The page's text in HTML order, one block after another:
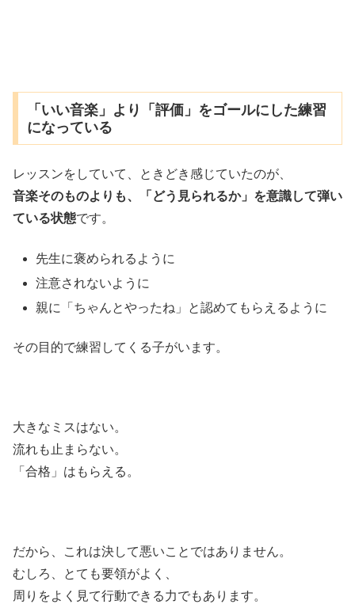
「いい音楽」より「評価」をゴールにした練習
になっている
レッスンをしていて、ときどき感じていたのが、
音楽そのものよりも、「どう見られるか」を意識して弾い
ている状態です。
先生に褒められるように
注意されないように
親に「ちゃんとやったね」と認めてもらえるように
その目的で練習してくる子がいます。
大きなミスはない。
流れも止まらない。
「合格」はもらえる。
だから、これは決して悪いことではありません。
むしろ、とても要領がよく、
周りをよく見て行動できる力でもあります。